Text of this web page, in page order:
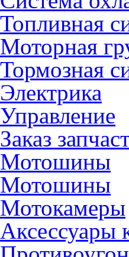
Топливная
Моторная
Тормозная
Электрика
Управление
Заказ
Мотошины
Мотошины
Мотокамеры
Аксессуары